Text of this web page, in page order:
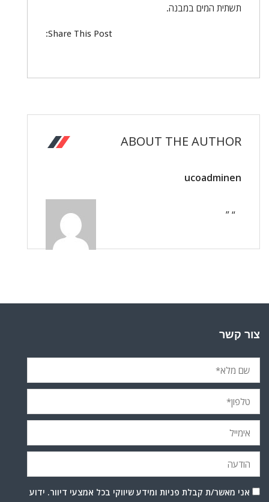
תשתית המים במבנה.
Share This Post:
ABOUT THE AUTHOR
ucoadminen
“ ”
צור קשר
אני מאשר/ת קבלת פניות ומידע שיווקי בכל אמצעי דיוור. ידוע